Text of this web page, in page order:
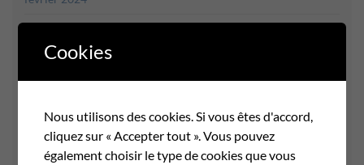
décembre 2023
octobre 2023
septembre 2023
Cookies
Nous utilisons des cookies. Si vous êtes d'accord,
cliquez sur « Accepter tout ». Vous pouvez
également choisir le type de cookies que vous